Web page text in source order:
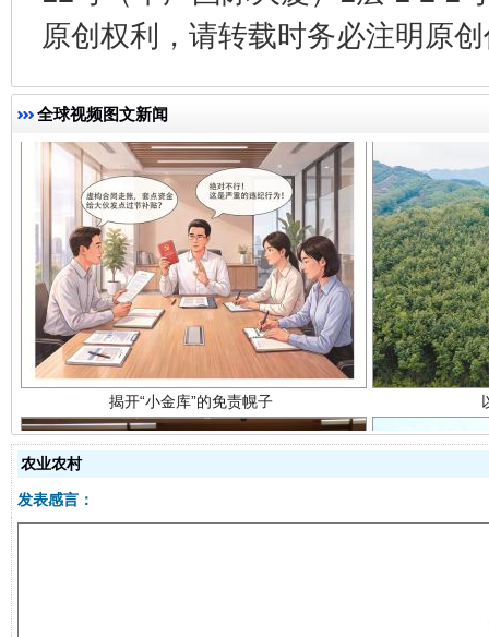
原创权利，请转载时务必注明原
全球视频图文新闻
揭开“小金库”的免责幌子
农业农村
发表感言：